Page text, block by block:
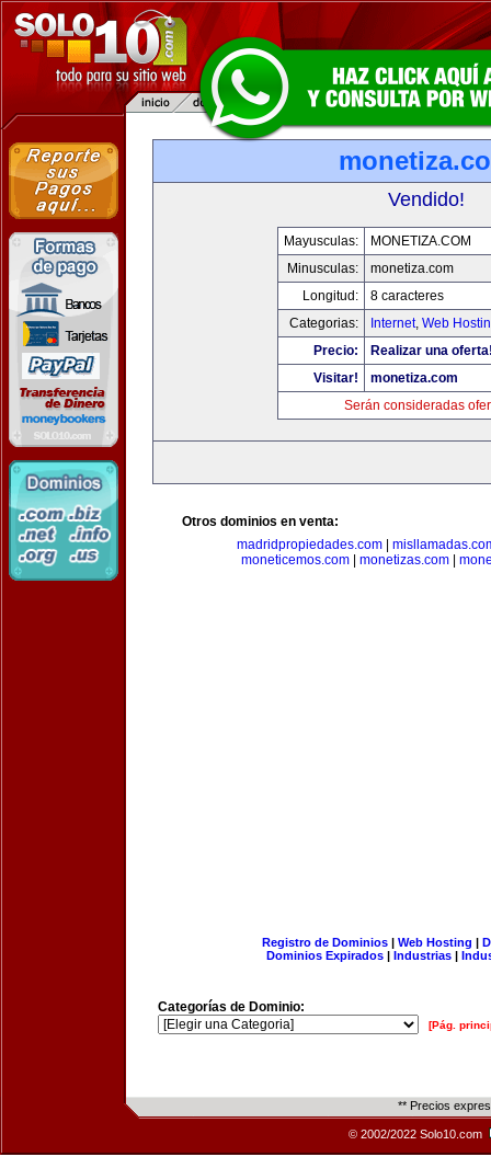
Vendido!
Mayusculas:
MONETIZA.COM
Minusculas:
monetiza.com
Longitud:
8 caracteres
Categorias:
Internet, Web
Precio:
Realizar una
Visitar!
monetiza.com
Serán consideradas
Otros dominios en venta:
madridpropiedades.com|
moneticemos.com| monetizas.com|
Registro de Dominios| Web Hosting |
Dominios Expirados | Industrias |
Categorías de Dominio:
[Pág.
** Precios
© 2002/2022 Solo10.com